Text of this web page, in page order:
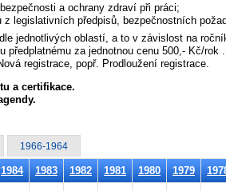
a ochrany zdraví při práci;
legislativních předpisů, bezpečnostních
jednotlivých oblastí, a to v závislost na
předplatnému za jednotnou cenu 500,- Kč/rok .
registrace, popř. Prodloužení registrace.
a certifikace.
1966-1964
1984 1983 1982 1981 1980 1979